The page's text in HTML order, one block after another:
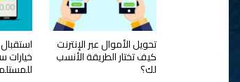
تحويل الأموال عبر الإنترنت
كيف تختار الطريقة الأنسب
لك؟
خيارات